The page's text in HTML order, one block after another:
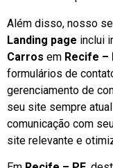
Além disso, nosso
Landing page inclui
Carros em Recife –
formulários de
gerenciamento de
seu site sempre
comunicação com
site relevante e